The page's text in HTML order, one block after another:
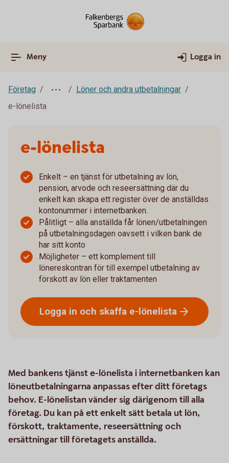
Meny Logga in
Företag
Löner och andra utbetalningar
e-lönelista
e-lönelista
Enkelt – en tjänst för utbetalning av lön,
pension, arvode och reseersättning där du
enkelt kan skapa ett register över de anställdas
kontonummer i internetbanken.
Pålitligt – alla anställda får lönen/utbetalningen
på utbetalningsdagen oavsett i vilken bank de
har sitt konto
Möjligheter – ett komplement till
lönereskontran för till exempel utbetalning av
förskott av lön eller traktamenten
Logga in och skaffa e-lönelista
Med bankens tjänst e-lönelista i internetbanken kan
löneutbetalningarna anpassas efter ditt företags
behov. E-lönelistan vänder sig därigenom till alla
företag. Du kan på ett enkelt sätt betala ut lön,
förskott, traktamente, reseersättning och
ersättningar till företagets anställda.